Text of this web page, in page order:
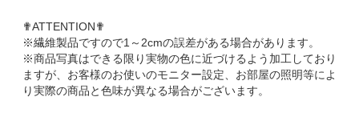
✟ATTENTION✟
※繊維製品ですので1～2cmの誤差がある場合があります。
※商品写真はできる限り実物の色に近づけるよう加工しており
ますが、お客様のお使いのモニター設定、お部屋の照明等によ
り実際の商品と色味が異なる場合がございます。